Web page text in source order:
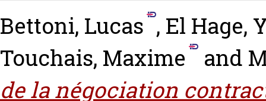
Bettoni, Lucas , El Hage,
Touchais, Maxime
and
de la négociation